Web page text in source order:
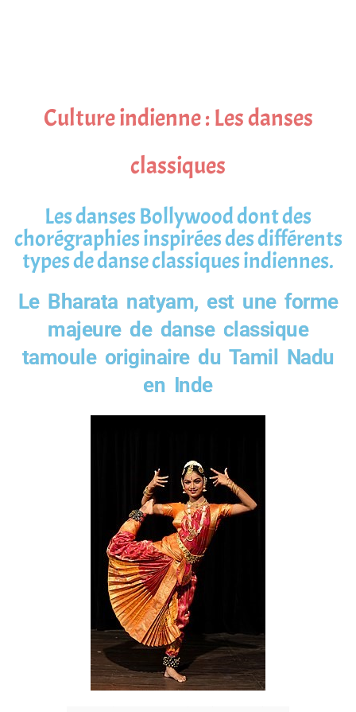
Culture indienne : Les danses
classiques
Les danses Bollywood dont des
chorégraphies inspirées des différents
types de danse classiques indiennes.
Le Bharata natyam, est une forme
majeure de danse classique
tamoule originaire du Tamil Nadu
en Inde